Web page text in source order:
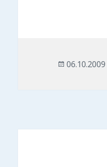
06.10.2009